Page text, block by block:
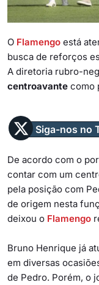
O Flamengo está
busca de reforços
A diretoria rubro-
centroavante como
Siga-nos no
De acordo com o
contar com um
pela posição com
de origem nesta
deixou o Flamengo
Bruno Henrique já
em diversas
de Pedro. Porém, o